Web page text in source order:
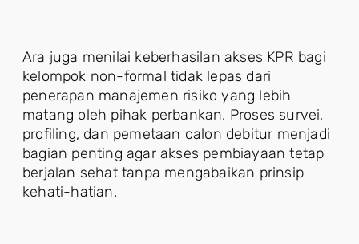
Ara juga menilai keberhasilan akses KPR bagi
kelompok non-formal tidak lepas dari
penerapan manajemen risiko yang lebih
matang oleh pihak perbankan. Proses survei,
profiling, dan pemetaan calon debitur menjadi
bagian penting agar akses pembiayaan tetap
berjalan sehat tanpa mengabaikan prinsip
kehati-hatian.